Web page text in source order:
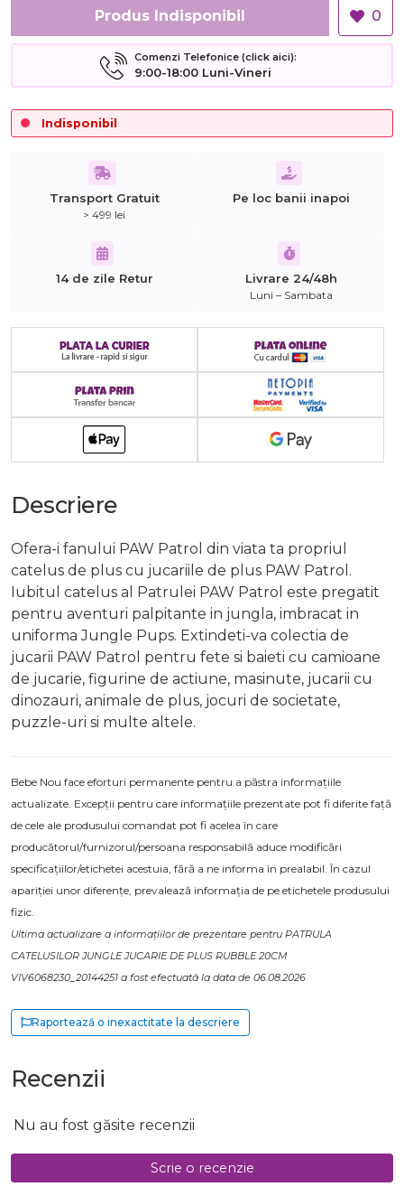
Produs Indisponibil 0
Comenzi Telefonice (click aici):
9:00-18:00 Luni-Vineri
Indisponibil
Transport Gratuit
> 499 lei
Pe loc banii inapoi
14 de zile Retur Livrare 24/48h
Luni – Sambata
Descriere
Ofera-i fanului PAW Patrol din viata ta propriul
catelus de plus cu jucariile de plus PAW Patrol.
Iubitul catelus al Patrulei PAW Patrol este pregatit
pentru aventuri palpitante in jungla, imbracat in
uniforma Jungle Pups. Extindeti-va colectia de
jucarii PAW Patrol pentru fete si baieti cu camioane
de jucarie, figurine de actiune, masinute, jucarii cu
dinozauri, animale de plus, jocuri de societate,
puzzle-uri si multe altele.
Bebe Nou face eforturi permanente pentru a păstra informațiile
actualizate. Excepții pentru care informațiile prezentate pot fi diferite față
de cele ale produsului comandat pot fi acelea în care
producătorul/furnizorul/persoana responsabilă aduce modificări
specificațiilor/etichetei acestuia, fără a ne informa în prealabil. În cazul
apariției unor diferențe, prevalează informația de pe etichetele produsului
fizic.
Ultima actualizare a informațiilor de prezentare pentru PATRULA
CATELUSILOR JUNGLE JUCARIE DE PLUS RUBBLE 20CM
VIV6068230_20144251 a fost efectuată la data de 06.08.2026
Raportează o inexactitate la descriere
Recenzii
Nu au fost găsite recenzii
Scrie o recenzie